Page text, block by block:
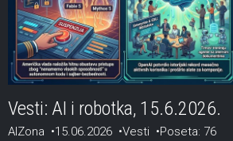
Vesti: AI i robotka, 15.6.2026.
AIZona 15.06.2026 Vesti Poseta: 76